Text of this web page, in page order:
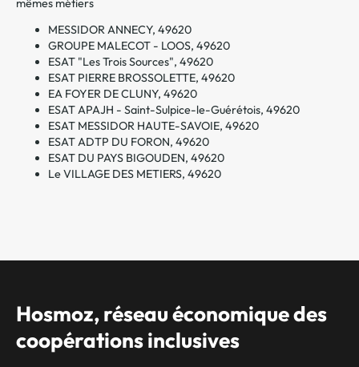
mêmes métiers
MESSIDOR ANNECY, 49620
GROUPE MALECOT - LOOS, 49620
ESAT "Les Trois Sources", 49620
ESAT PIERRE BROSSOLETTE, 49620
EA FOYER DE CLUNY, 49620
ESAT APAJH - Saint-Sulpice-le-Guérétois, 49620
ESAT MESSIDOR HAUTE-SAVOIE, 49620
ESAT ADTP DU FORON, 49620
ESAT DU PAYS BIGOUDEN, 49620
Le VILLAGE DES METIERS, 49620
Hosmoz, réseau économique des
coopérations inclusives